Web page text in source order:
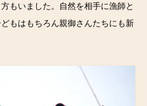
もいました。自然を相手に漁師と
もはもちろん親御さんたちにも新